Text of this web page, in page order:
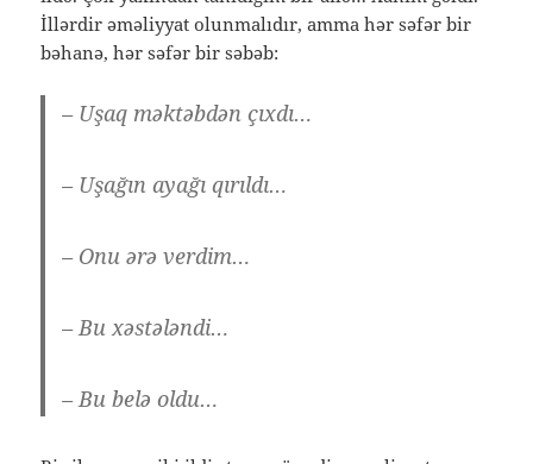
İllərdir əməliyyat olunmalıdır, amma hər səfər bir
bəhanə, hər səfər bir səbəb:
– Uşaq məktəbdən çıxdı…
– Uşağın ayağı qırıldı…
– Onu ərə verdim…
– Bu xəstələndi…
– Bu belə oldu…